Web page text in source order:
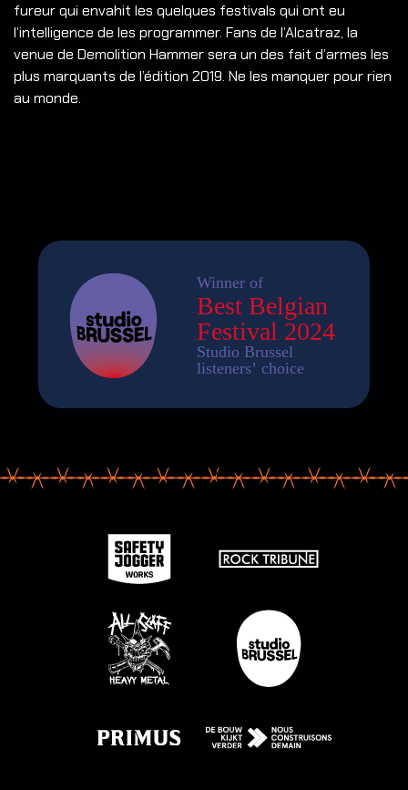
fureur qui envahit les quelques festivals qui ont eu
l’intelligence de les programmer. Fans de l’Alcatraz, la
venue de Demolition Hammer sera un des fait d’armes les
plus marquants de l’édition 2019. Ne les manquer pour rien
au monde.